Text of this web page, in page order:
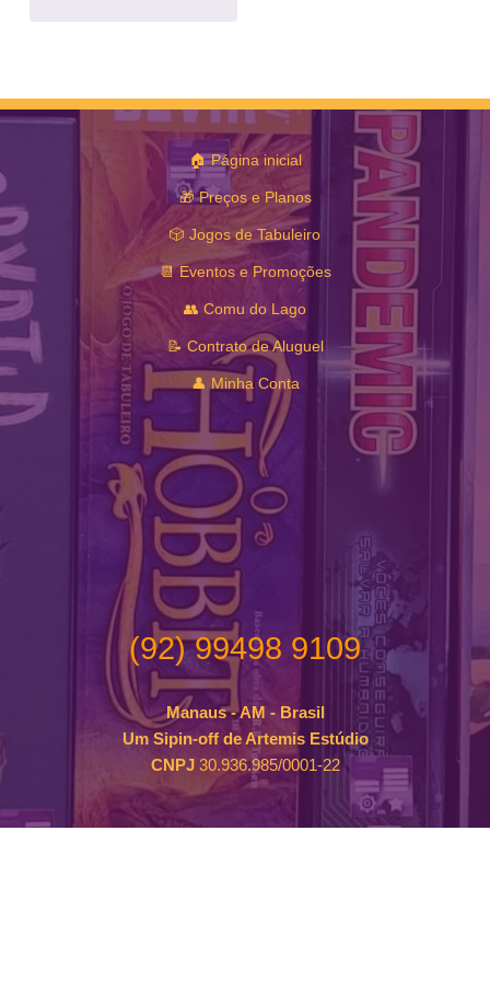
🏠 Página inicial
🎁 Preços e Planos
🎲 Jogos de Tabuleiro
📆 Eventos e Promoções
👥 Comu do Lago
📝 Contrato de Aluguel
👤 Minha Conta
(92) 99498 9109
Manaus - AM - Brasil
Um Sipin-off de Artemis Estúdio
CNPJ30.936.985/0001-22